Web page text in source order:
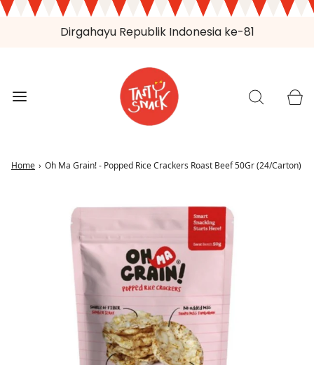
Dirgahayu Republik Indonesia ke-81
Home › Oh Ma Grain! - Popped Rice Crackers Roast Beef 50Gr (24/Carton)